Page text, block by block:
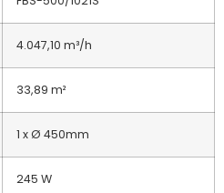
4.047,10 m³/h
33,89 m²
1 x Ø 450mm
245 W